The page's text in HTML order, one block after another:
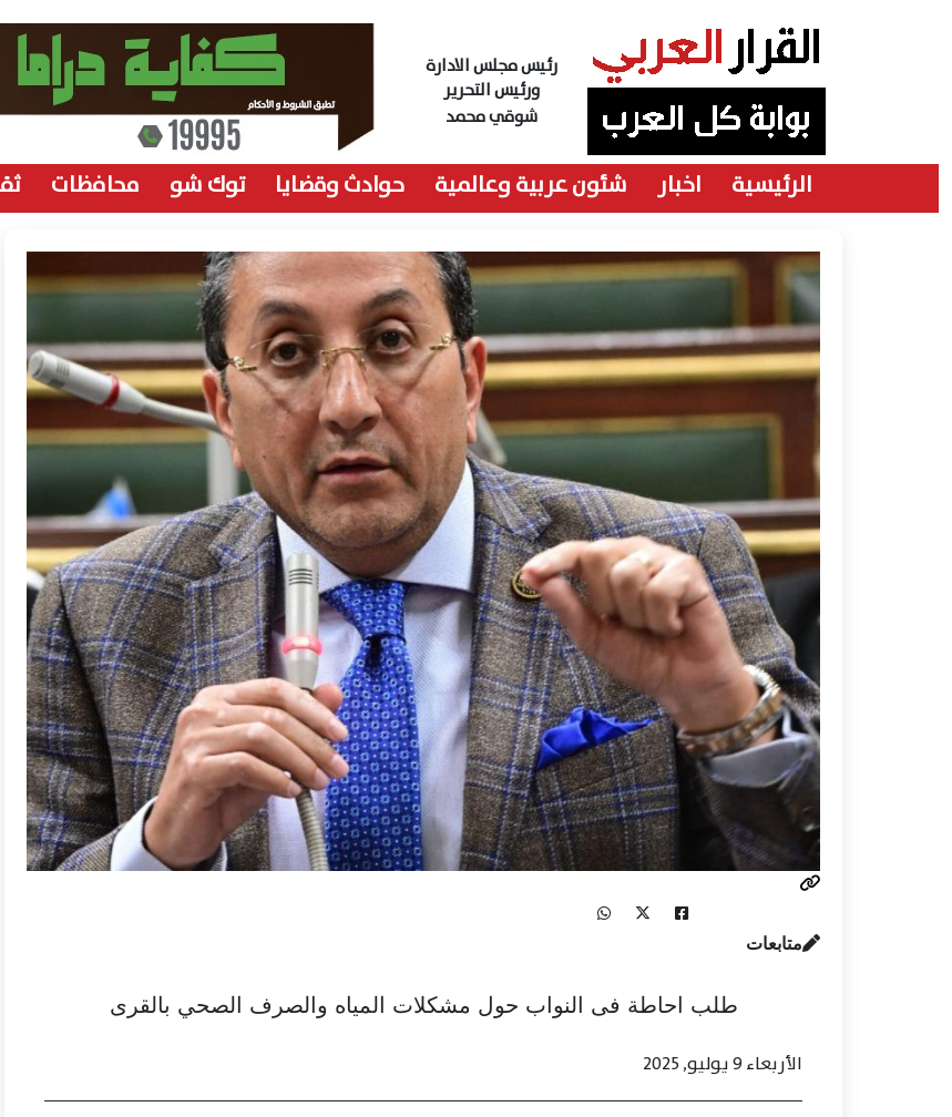
رئيس مجلس الادارة
ورئيس التحرير
شوقي محمد
الرئيسية اخبار شئون عربية وعالمية حوادث وقضايا توك شو محافظات
متابعات
طلب احاطة فى النواب حول مشكلات المياه والصرف الصحي بالقرى
الأربعاء 9 يوليو, 2025